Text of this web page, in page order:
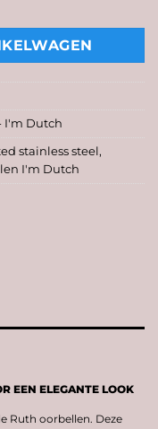
I'm Dutch
stainless steel,
I'm Dutch
EEN ELEGANTE LOOK
Ruth oorbellen. Deze